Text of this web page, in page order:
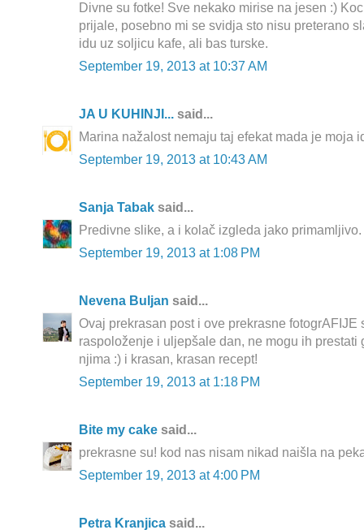
Divne su fotke! Sve nekako mirise na jesen :)
prijale, posebno mi se svidja sto nisu preterano
idu uz soljicu kafe, ali bas turske.
September 19, 2013 at 10:37 AM
JA U KUHINJI... said...
Marina nažalost nemaju taj efekat mada je moja
September 19, 2013 at 10:43 AM
Sanja Tabak said...
Predivne slike, a i kolač izgleda jako primamljivo.
September 19, 2013 at 1:08 PM
Nevena Buljan said...
Ovaj prekrasan post i ove prekrasne fotogrAFIJE
raspoloženje i uljepšale dan, ne mogu ih prestati
njima :) i krasan, krasan recept!
September 19, 2013 at 1:18 PM
Bite my cake said...
prekrasne su! kod nas nisam nikad naišla na
September 19, 2013 at 4:00 PM
Petra Kranjica said...